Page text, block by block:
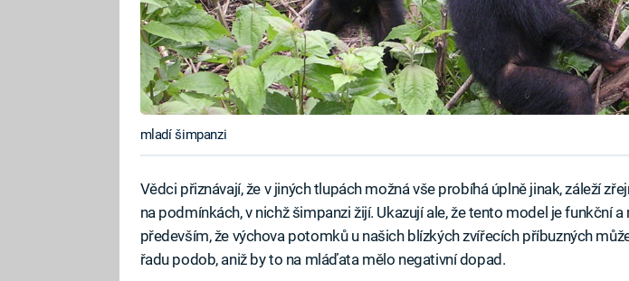
mladí šimpanzi
Vědci přiznávají, že v jiných tlupách možná vše probíhá úplně jinak, záleží
na podmínkách, v nichž šimpanzi žijí. Ukazují ale, že tento model je funkční a
především, že výchova potomků u našich blízkých zvířecích příbuzných
řadu podob, aniž by to na mláďata mělo negativní dopad.